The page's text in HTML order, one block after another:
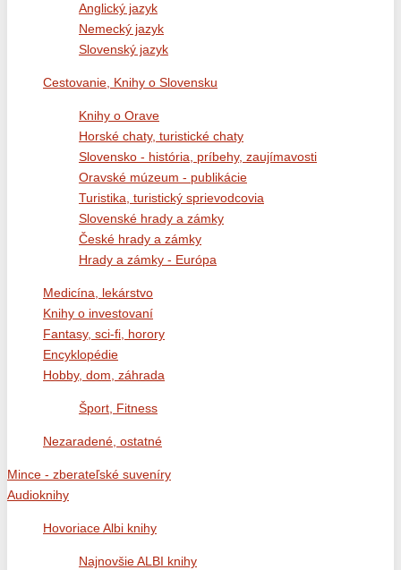
Anglický jazyk
Nemecký jazyk
Slovenský jazyk
Cestovanie, Knihy o Slovensku
Knihy o Orave
Horské chaty, turistické chaty
Slovensko - história, príbehy, zaujímavosti
Oravské múzeum - publikácie
Turistika, turistický sprievodcovia
Slovenské hrady a zámky
České hrady a zámky
Hrady a zámky - Európa
Medicína, lekárstvo
Knihy o investovaní
Fantasy, sci-fi, horory
Encyklopédie
Hobby, dom, záhrada
Šport, Fitness
Nezaradené, ostatné
Mince - zberateľské suveníry
Audioknihy
Hovoriace Albi knihy
Najnovšie ALBI knihy